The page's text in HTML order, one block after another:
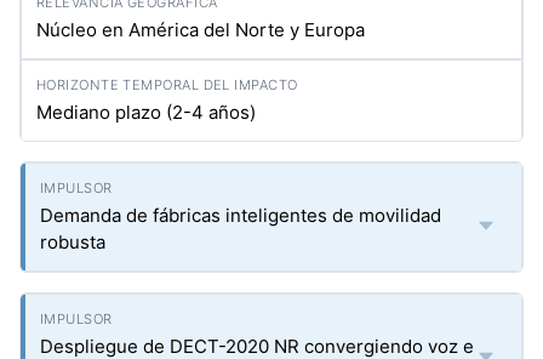
Núcleo en América del Norte y Europa
Mediano plazo (2-4 años)
Demanda de fábricas inteligentes de movilidad
robusta
Despliegue de DECT-2020 NR convergiendo voz e